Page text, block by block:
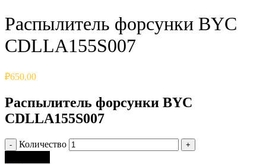
Распылитель форсунки BYC
CDLLA155S007
₽650.00
Распылитель форсунки BYC
CDLLA155S007
Количество